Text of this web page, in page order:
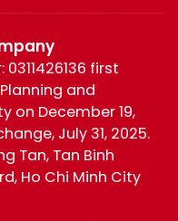
first
and
on December 19,
July 31, 2025.
Tan, Tan Binh
Ho Chi Minh City